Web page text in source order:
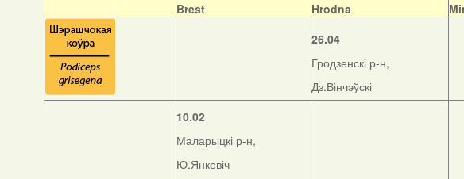
Brest
Hrodna
26.04
Гродзенскі р-н,
Дз.Вінчэўскі
10.02
Маларыцкі р-н,
Ю.Янкевіч